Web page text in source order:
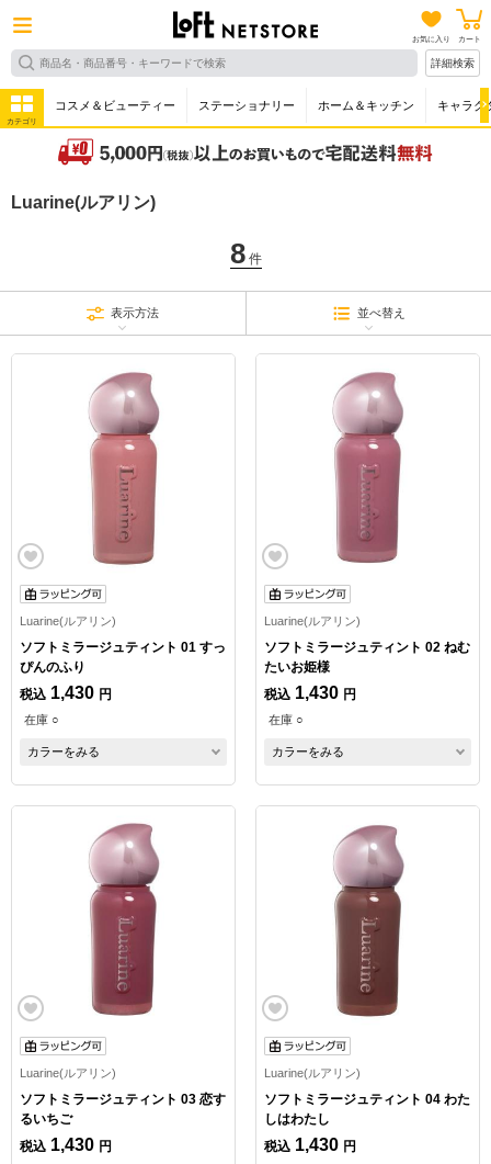
お気に入り カート
詳細検索
カテゴリ
コスメ＆ビューティー ステーショナリー ホーム＆キッチン キャラク
Luarine(ルアリン)
8件
表示方法 並べ替え
Luarine(ルアリン)
ソフトミラージュティント 01 すっ
ぴんのふり
税込 1,430 円
在庫 ○
カラーをみる
Luarine(ルアリン)
ソフトミラージュティント 02 ねむ
たいお姫様
税込 1,430 円
在庫 ○
カラーをみる
Luarine(ルアリン)
ソフトミラージュティント 03 恋す
るいちご
税込 1,430 円
Luarine(ルアリン)
ソフトミラージュティント 04 わた
しはわたし
税込 1,430 円